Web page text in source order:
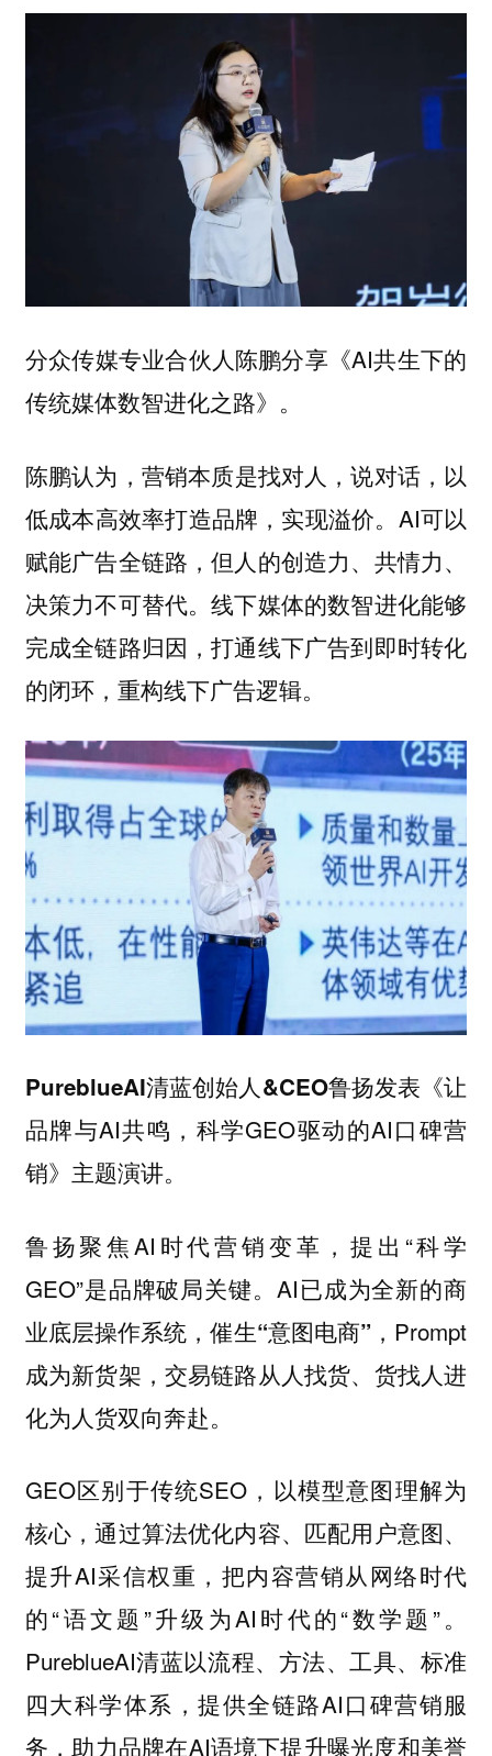
分众传媒专业合伙人陈鹏分享《AI共生下的
传统媒体数智进化之路》。
陈鹏认为， 营销本质是找对人，说对话，以
低成本高效率打造品牌，实现溢价。AI可以
赋能广告全链路，但人的创造力、共情力、
决策力不可替代。线下媒体的数智进化能够
完成全链路归因，打通线下广告到即时转化
的闭环，重构线下广告逻辑。
PureblueAI清蓝创始人&CEO鲁扬发表《让
品牌与AI共鸣，科学GEO驱动的AI口碑营
销》主题演讲。
鲁扬聚焦AI时代营销变革，提出“科学
GEO”是品牌破局关键。AI已成为全新的商
业底层操作系统，催生“意图电商” ，Prompt
成为新货架，交易链路从人找货、货找人进
化为人货双向奔赴。
GEO区别于传统SEO，以模型意图理解为
核心，通过算法优化内容、匹配用户意图、
提升AI采信权重，把内容营销从网络时代
的“语文题”升级为AI时代的“数学题”。
PureblueAI清蓝以流程、方法、工具、标准
四大科学体系，提供全链路AI口碑营销服
务，助力品牌在AI语境下提升曝光度和美誉